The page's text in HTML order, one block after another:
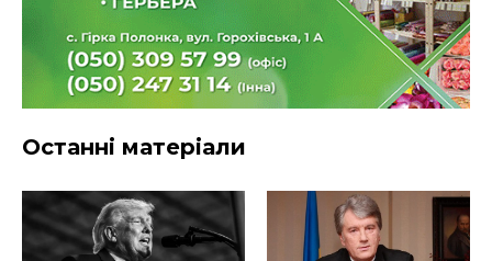
Останні матеріали